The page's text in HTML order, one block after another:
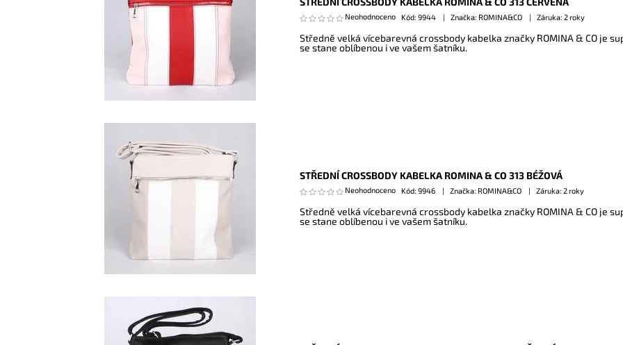
Neohodnoceno Kód: 9944 Značka: ROMINA&CO Záruka: 2 roky
Středně velká vícebarevná crossbody kabelka značky ROMINA & CO je
se stane oblíbenou i ve vašem šatníku.
STŘEDNÍ CROSSBODY KABELKA ROMINA & CO 313 BÉŽOVÁ
Neohodnoceno Kód: 9946 Značka: ROMINA&CO Záruka: 2 roky
Středně velká vícebarevná crossbody kabelka značky ROMINA & CO je
se stane oblíbenou i ve vašem šatníku.